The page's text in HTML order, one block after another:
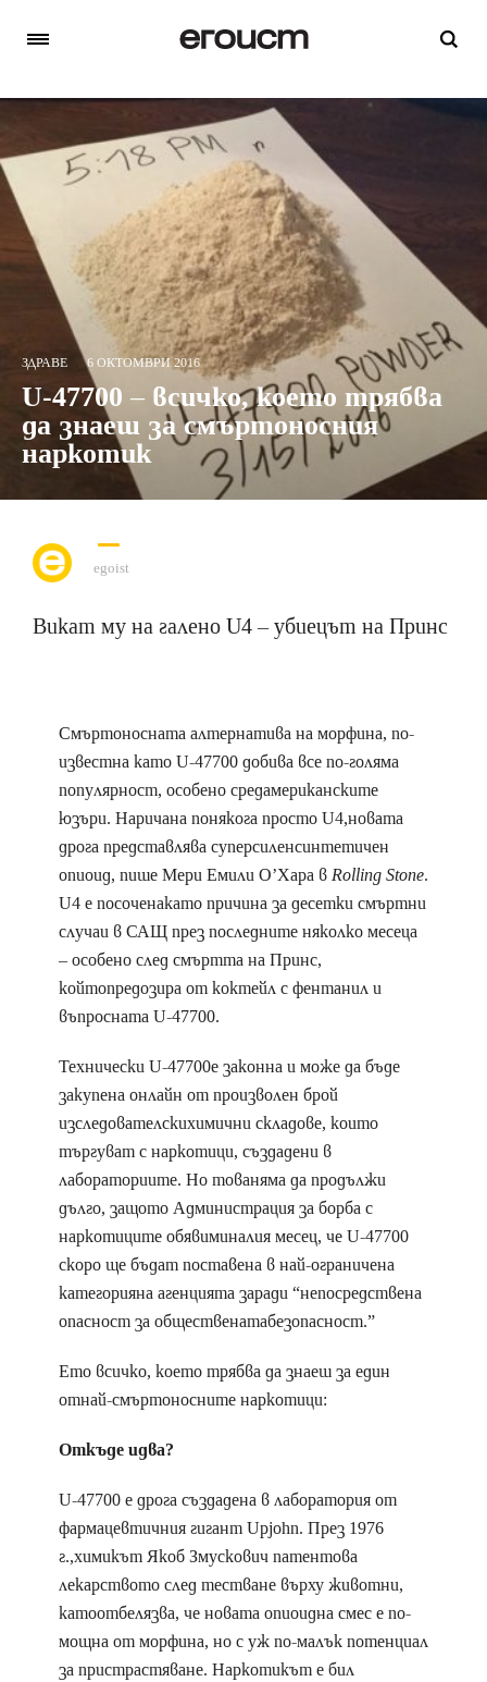
ЗДРАВЕ 6 ОКТОМВРИ 2016
U-47700 – всичко, което трябва
да знаеш за смъртоносния
наркотик
egoist
Викат му на галено U4 – убиецът на Принс
Смъртоносната алтернатива на морфина, по-
известна като U-47700 добива все по-голяма
популярност, особено средамериканските
юзъри. Наричана понякога просто U4,новата
дрога представлява суперсиленсинтетичен
опиоид, пише Мери Емили О’Хара вRolling Stone.
U4 е посоченакато причина за десетки смъртни
случаи в САЩ през последните няколко месеца
– особено след смъртта на Принс,
койтопредозира от коктейл с фентанил и
въпросната U-47700.
Технически U-47700е законна и може да бъде
закупена онлайн от произволен брой
изследователскихимични складове, които
търгуват с наркотици, създадени в
лабораториите. Но тованяма да продължи
дълго, защото Администрация за борба с
наркотиците обявиминалия месец, че U-47700
скоро ще бъдат поставена в най-ограничена
категорияна агенцията заради “непосредствена
опасност за общественатабезопасност.”
Ето всичко, което трябва да знаеш за един
отнай-смъртоносните наркотици:
Откъде идва?
U-47700 е дрога създадена в лаборатория от
фармацевтичния гигант Upjohn. През 1976
г.,химикът Якоб Змускович патентова
лекарството след тестване върху животни,
катоотбелязва, че новата опиоидна смес е по-
мощна от морфина, но с уж по-малък потенциал
за пристрастяване. Наркотикът е бил